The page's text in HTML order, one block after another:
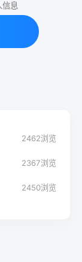
信息
2462浏览
2367浏览
2450浏览